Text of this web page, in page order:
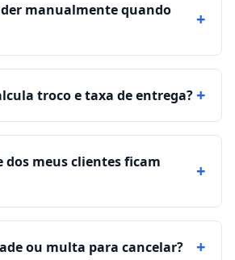
manualmente quando
+
troco e taxa de entrega?+
dos meus clientes ficam
+
ou multa para cancelar? +